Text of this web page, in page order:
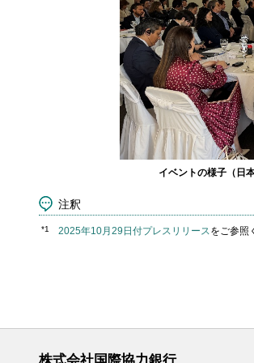
イベントの様子（日
注釈
*1 2025年10月29日付プレスリリースをご参照